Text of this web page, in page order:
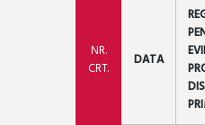
NR.
CRT.
DATA